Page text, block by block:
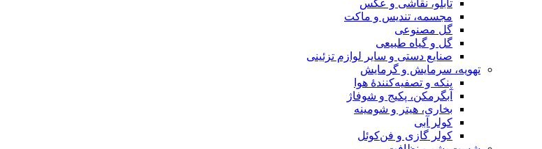
تابلو، نقاشی و عکس
مجسمه، تندیس و ماکت
گل مصنوعی
گل و گیاه طبیعی
صنایع دستی و سایر لوازم تزئینی
تهویه، سرمایش و گرمایش
پنکه و تصفیه‌کنندهٔ هوا
آبگرمکن، پکیج و شوفاژ
بخاری، هیتر و شومینه
کولر آبی
کولر گازی و فن‌کوئل